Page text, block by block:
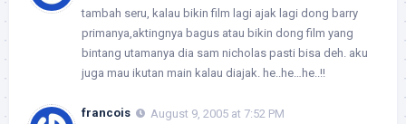
tambah seru, kalau bikin film lagi ajak lagi dong barry
primanya,aktingnya bagus atau bikin dong film yang
bintang utamanya dia sam nicholas pasti bisa deh. aku
juga mau ikutan main kalau diajak. he..he…he..!!
francois
August 9, 2005 at 7:52 PM